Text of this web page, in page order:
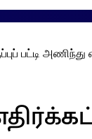
பட்டி அணிந்து